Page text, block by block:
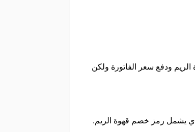
ودفع سعر الفاتورة ولكن
يشمل رمز خصم قهوة الريم.